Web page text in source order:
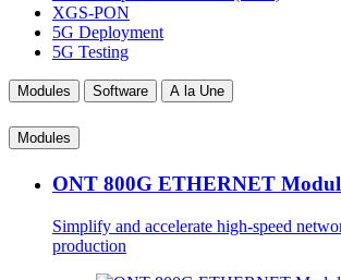
XGS-PON
5G Deployment
5G Testing
Modules Software A la Une
Modules
ONT 800G ETHERNET
Simplify and accelerate high-speed
production